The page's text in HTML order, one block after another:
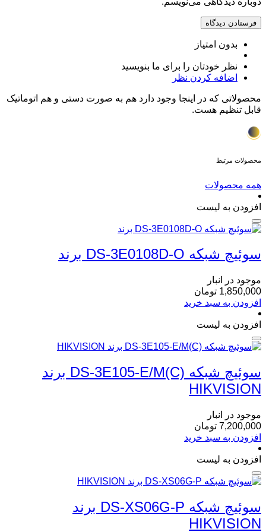
بدون امتیاز
نظر خودتان را برای ما بنویسید
اضافه کردن نظر
محصولاتی که در اینجا وجود دارد هم به صورت دستی و هم اتوماتیک
قابل تنظیم هست.
محصولات مرتبط
همه محصولات
افزودن به لیست
سوئیچ شبکه DS-3E0108D-O برند
موجود در انبار
1,850,000 تومان
افزودن به سبد خرید
افزودن به لیست
سوئیچ شبکه DS-3E105-E/M(C) برند
HIKVISION
موجود در انبار
7,200,000 تومان
افزودن به سبد خرید
افزودن به لیست
سوئیچ شبکه DS-XS06G-P برند
HIKVISION